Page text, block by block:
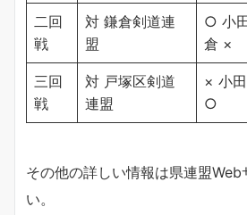
二回
戦
対 鎌倉剣道連
盟
○ 小
倉 ×
三回
戦
対 戸塚区剣道
連盟
× 小
○
その他の詳しい情報は県連盟Web
い。